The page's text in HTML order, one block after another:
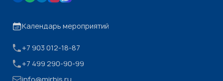
Календарь мероприятий
+7 903 012-18-87
+7 499 290-90-99